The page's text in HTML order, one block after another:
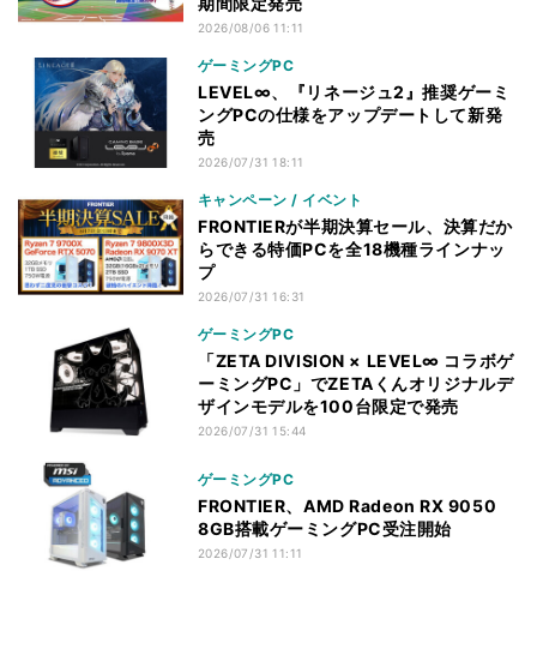
2026/08/06 11:11
ゲーミングPC
LEVEL∞、『リネージュ2』推奨ゲーミ
ングPCの仕様をアップデートして新発
売
2026/07/31 18:11
キャンペーン / イベント
FRONTIERが半期決算セール、決算だか
らできる特価PCを全18機種ラインナッ
プ
2026/07/31 16:31
ゲーミングPC
「ZETA DIVISION × LEVEL∞ コラボゲ
ーミングPC」でZETAくんオリジナルデ
ザインモデルを100台限定で発売
2026/07/31 15:44
ゲーミングPC
FRONTIER、AMD Radeon RX 9050
8GB搭載ゲーミングPC受注開始
2026/07/31 11:11